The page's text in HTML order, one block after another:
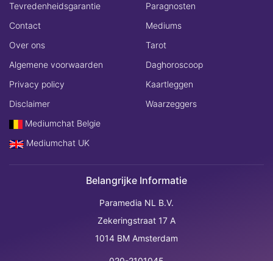
Tevredenheidsgarantie
Contact
Over ons
Algemene voorwaarden
Privacy policy
Disclaimer
Mediumchat Belgie
Mediumchat UK
Paragnosten
Mediums
Tarot
Daghoroscoop
Kaartleggen
Waarzeggers
Belangrijke Informatie
Paramedia NL B.V.
Zekeringstraat 17 A
1014 BM Amsterdam